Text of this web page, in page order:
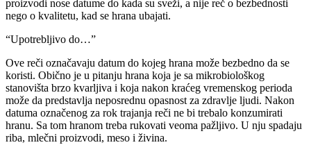
proizvodi nose datume do kada su sveži, a nije reč o bezbednosti
nego o kvalitetu, kad se hrana ubajati.
“Upotrebljivo do…”
Ove reči označavaju datum do kojeg hrana može bezbedno da se
koristi. Obično je u pitanju hrana koja je sa mikrobiološkog
stanovišta brzo kvarljiva i koja nakon kraćeg vremenskog perioda
može da predstavlja neposrednu opasnost za zdravlje ljudi. Nakon
datuma označenog za rok trajanja reči ne bi trebalo konzumirati
hranu. Sa tom hranom treba rukovati veoma pažljivo. U nju spadaju
riba, mlečni proizvodi, meso i živina.